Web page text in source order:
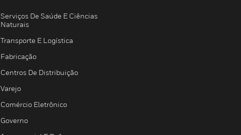
Serviços De Saúde E Ciências
Naturais
Transporte E Logística
Fabricação
Centros De Distribuição
Varejo
Comércio Eletrônico
Governo